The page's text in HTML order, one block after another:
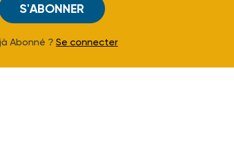
S'ABONNER
Abonné ? Se connecter